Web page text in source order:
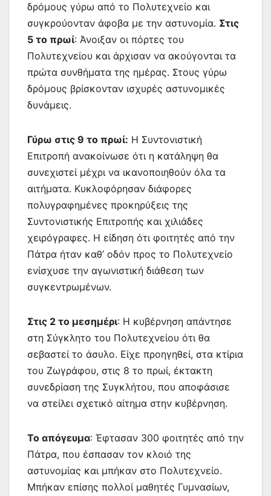
δρόμους γύρω από το Πολυτεχνείο και
συγκρούονταν άφοβα με την αστυνομία. Στις
5 το πρωί: Άνοιξαν οι πόρτες του
Πολυτεχνείου και άρχισαν να ακούγονται τα
πρώτα συνθήματα της ημέρας. Στους γύρω
δρόμους βρίσκονταν ισχυρές αστυνομικές
δυνάμεις.
Γύρω στις 9 το πρωί: Η Συντονιστική
Επιτροπή ανακοίνωσε ότι η κατάληψη θα
συνεχιστεί μέχρι να ικανοποιηθούν όλα τα
αιτήματα. Κυκλοφόρησαν διάφορες
πολυγραφημένες προκηρύξεις της
Συντονιστικής Επιτροπής και χιλιάδες
χειρόγραφες. Η είδηση ότι φοιτητές από την
Πάτρα ήταν καθ’ οδόν προς το Πολυτεχνείο
ενίσχυσε την αγωνιστική διάθεση των
συγκεντρωμένων.
Στις 2 το μεσημέρι: Η κυβέρνηση απάντησε
στη Σύγκλητο του Πολυτεχνείου ότι θα
σεβαστεί το άσυλο. Είχε προηγηθεί, στα κτίρια
του Ζωγράφου, στις 8 το πρωί, έκτακτη
συνεδρίαση της Συγκλήτου, που αποφάσισε
να στείλει σχετικό αίτημα στην κυβέρνηση.
Το απόγευμα: Έφτασαν 300 φοιτητές από την
Πάτρα, που έσπασαν τον κλοιό της
αστυνομίας και μπήκαν στο Πολυτεχνείο.
Μπήκαν επίσης πολλοί μαθητές Γυμνασίων,